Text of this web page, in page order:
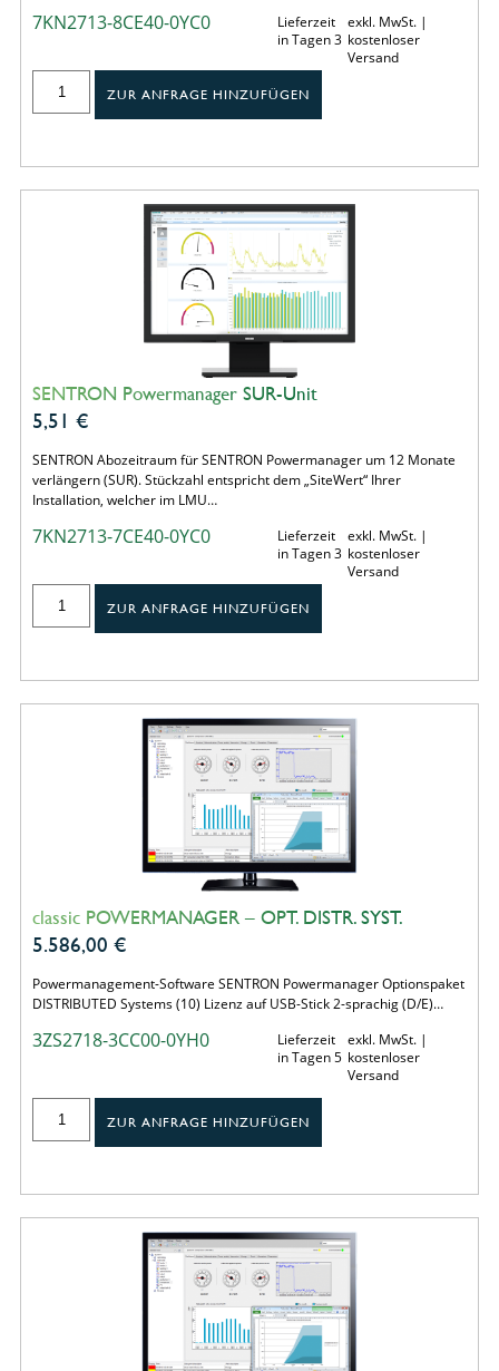
7KN2713-8CE40-0YC0
Lieferzeit
in Tagen 3
exkl. MwSt. |
kostenloser
Versand
ZUR ANFRAGE HINZUFÜGEN
SENTRON Powermanager SUR-Unit
5,51 €
SENTRON Abozeitraum für SENTRON Powermanager um 12 Monate
verlängern (SUR). Stückzahl entspricht dem „SiteWert“ Ihrer
Installation, welcher im LMU…
7KN2713-7CE40-0YC0
Lieferzeit
in Tagen 3
exkl. MwSt. |
kostenloser
Versand
ZUR ANFRAGE HINZUFÜGEN
classic POWERMANAGER – OPT. DISTR. SYST.
5.586,00 €
Powermanagement-Software SENTRON Powermanager Optionspaket
DISTRIBUTED Systems (10) Lizenz auf USB-Stick 2-sprachig (D/E)…
3ZS2718-3CC00-0YH0
Lieferzeit
in Tagen 5
exkl. MwSt. |
kostenloser
Versand
ZUR ANFRAGE HINZUFÜGEN